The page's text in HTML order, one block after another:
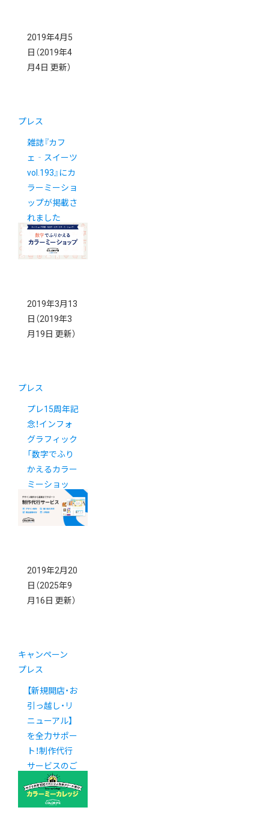
2019年4月5
日 （2019年4
月4日 更新）
プレス
雑誌『カフ
ェ‐スイーツ
vol.193』にカ
ラーミーショ
ップが掲載さ
れました
2019年3月13
日 （2019年3
月19日 更新）
プレス
プレ15周年記
念！インフォ
グラフィック
「数字でふり
かえるカラー
ミーショッ
プ」を公開し
ました
2019年2月20
日 （2025年9
月16日 更新）
キャンペーン
プレス
【新規開店・お
引っ越し・リ
ニューアル】
を全力サポー
ト！制作代行
サービスのご
案内